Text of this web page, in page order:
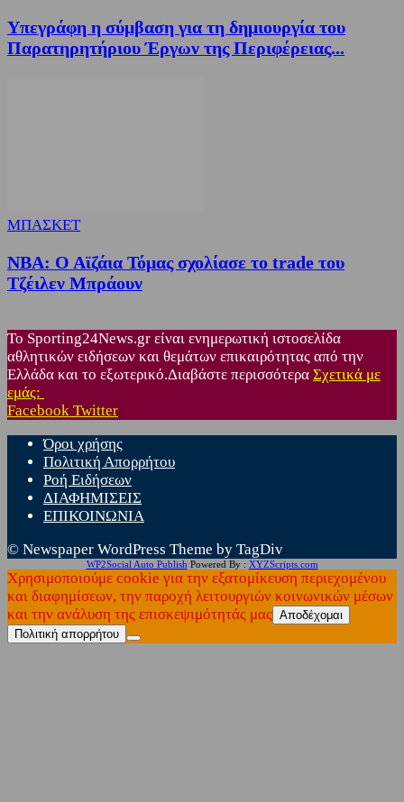
Υπεγράφη η σύμβαση για τη δημιουργία του
Παρατηρητήριου Έργων της Περιφέρειας...
ΜΠΑΣΚΕΤ
NBA: Ο Αϊζάια Τόμας σχολίασε το trade του
Τζέιλεν Μπράουν
Το Sporting24News.gr είναι ενημερωτική ιστοσελίδα
αθλητικών ειδήσεων και θεμάτων επικαιρότητας από την
Ελλάδα και το εξωτερικό.Διαβάστε περισσότερα Σχετικά με
εμάς:
Facebook Twitter
Όροι χρήσης
Πολιτική Απορρήτου
Ροή Ειδήσεων
ΔΙΑΦΗΜΙΣΕΙΣ
ΕΠΙΚΟΙΝΩΝΙΑ
© Newspaper WordPress Theme by TagDiv
WP2Social Auto Publish Powered By : XYZScripts.com
Χρησιμοποιούμε cookie για την εξατομίκευση περιεχομένου
και διαφημίσεων, την παροχή λειτουργιών κοινωνικών μέσων
και την ανάλυση της επισκεψιμότητάς μας Αποδέχομαι
Πολιτική απορρήτου